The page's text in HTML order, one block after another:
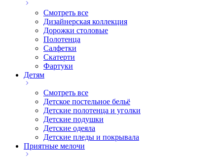
Смотреть все
Дизайнерская коллекция
Дорожки столовые
Полотенца
Салфетки
Скатерти
Фартуки
Детям
Смотреть все
Детское постельное бельё
Детские полотенца и уголки
Детские подушки
Детские одеяла
Детские пледы и покрывала
Приятные мелочи